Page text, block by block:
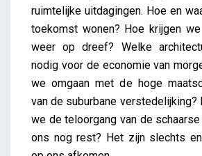
ruimtelijke uitdagingen. Hoe en
toekomst wonen? Hoe krijgen
weer op dreef? Welke
nodig voor de economie van
we omgaan met de hoge
van de suburbane verstedelijking?
we de teloorgang van de
ons nog rest? Het zijn slechts